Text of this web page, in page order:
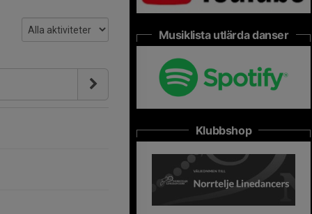
Musiklista utlärda danser
Klubbshop